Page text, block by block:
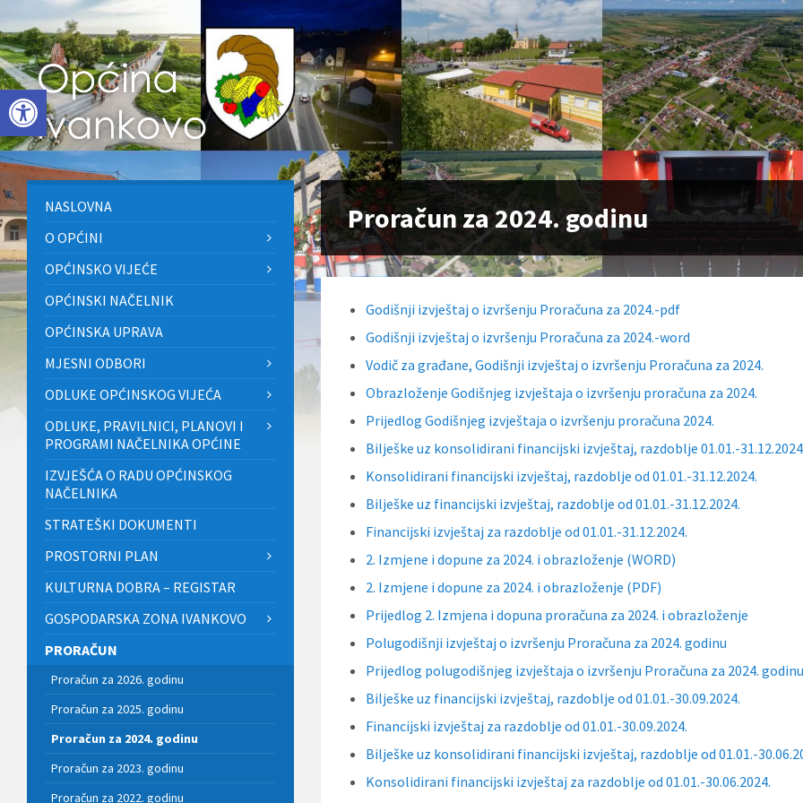
Open toolbar
to
content
to
left
sidebar
to
footer
Proračun za 2024. godinu
Godišnji izvještaj o izvršenju Proračuna za 2024.-pdf
Godišnji izvještaj o izvršenju Proračuna za 2024.-word
Vodič za građane, Godišnji izvještaj o izvršenju Proračuna za 2024.
Obrazloženje Godišnjeg izvještaja o izvršenju proračuna za 2024.
Prijedlog Godišnjeg izvještaja o izvršenju proračuna 2024.
Bilješke uz konsolidirani financijski izvještaj, razdoblje 01.01.-
Konsolidirani financijski izvještaj, razdoblje od 01.01.-31.12.2024.
Bilješke uz financijski izvještaj, razdoblje od 01.01.-31.12.2024.
Financijski izvještaj za razdoblje od 01.01.-31.12.2024.
2. Izmjene i dopune za 2024. i obrazloženje (WORD)
2. Izmjene i dopune za 2024. i obrazloženje (PDF)
Prijedlog 2. Izmjena i dopuna proračuna za 2024. i obrazloženje
Polugodišnji izvještaj o izvršenju Proračuna za 2024. godinu
Prijedlog polugodišnjeg izvještaja o izvršenju Proračuna za 2024. godinu
Bilješke uz financijski izvještaj, razdoblje od 01.01.-30.09.2024.
Financijski izvještaj za razdoblje od 01.01.-30.09.2024.
Bilješke uz konsolidirani financijski izvještaj, razdoblje od 01.01.-
Konsolidirani financijski izvještaj za razdoblje od 01.01.-30.06.2024.
NASLOVNA
O OPĆINI
OPĆINSKO VIJEĆE
OPĆINSKI NAČELNIK
OPĆINSKA UPRAVA
MJESNI ODBORI
ODLUKE OPĆINSKOG VIJEĆA
ODLUKE, PRAVILNICI, PLANOVI I
PROGRAMI NAČELNIKA OPĆINE
IZVJEŠĆA O RADU OPĆINSKOG
NAČELNIKA
STRATEŠKI DOKUMENTI
PROSTORNI PLAN
KULTURNA DOBRA – REGISTAR
GOSPODARSKA ZONA IVANKOVO
PRORAČUN
Proračun za 2026. godinu
Proračun za 2025. godinu
Proračun za 2024. godinu
Proračun za 2023. godinu
Proračun za 2022. godinu